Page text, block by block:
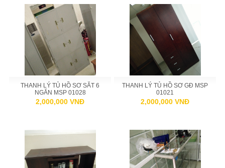
THANH LÝ TỦ HỒ SƠ SĂT 6
NGĂN MSP 01028
2,000,000 VNĐ
THANH LÝ TỦ HỒ SƠ GĐ MSP
01021
2,000,000 VNĐ